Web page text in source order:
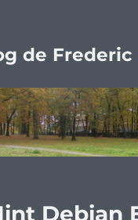
de Frederic
Debian